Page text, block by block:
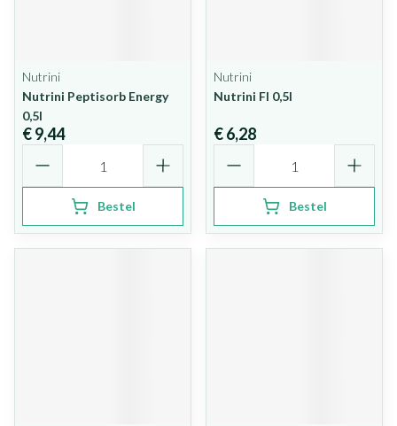
Nutrini
Nutrini Peptisorb Energy
0,5l
€ 9,44
Bestel
Nutrini
Nutrini Fl 0,5l
€ 6,28
Bestel